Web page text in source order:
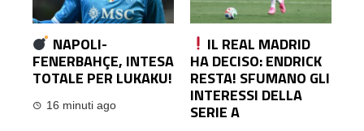
NAPOLI-
FENERBAHÇE, INTESA
TOTALE PER LUKAKU!
16 minuti ago
IL REAL MADRID
HA DECISO: ENDRICK
RESTA! SFUMANO GLI
INTERESSI DELLA
SERIE A